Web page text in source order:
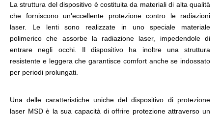
La struttura del dispositivo è costituita da materiali di alta qualità
che forniscono un'eccellente protezione contro le radiazioni
laser. Le lenti sono realizzate in uno speciale materiale
polimerico che assorbe la radiazione laser, impedendole di
entrare negli occhi. Il dispositivo ha inoltre una struttura
resistente e leggera che garantisce comfort anche se indossato
per periodi prolungati.
Una delle caratteristiche uniche del dispositivo di protezione
laser MSD è la sua capacità di offrire protezione attraverso un